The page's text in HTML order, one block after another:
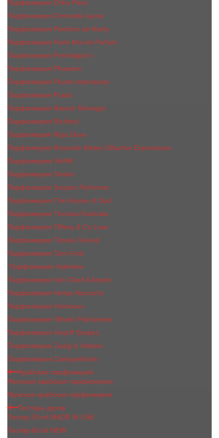
Парфюмерия Orlov Paris
Парфюмерия Ormonde Jayne
Парфюмерия Parfums de Marly
Парфюмерия Parle Moi de Parfum
Парфюмерия Penhaligon's
Парфюмерия Phaedon
Парфюмерия Plume Impression
Парфюмерия Prada
Парфюмерия Ramon Monegal
Парфюмерия RicHard
Парфюмерия Roja Dove
Парфюмерия Rosendo Mateu Olfactive Expressions
Парфюмерия SHAIK
Парфюмерия Simimi
Парфюмерия Sospiro Perfumes
Парфюмерия The House of Oud
Парфюмерия Thomas Kosmala
Парфюмерия Tiffany & Co Love
Парфюмерия Tiziana Terenzi
Парфюмерия Tom Ford
Парфюмерия Valentino
Парфюмерия Van Cleef & Arpels
Парфюмерия Vertus Narcos'is
Парфюмерия Victorious
Парфюмерия Vilhelm Parfumerie
Парфюмерия Xerjoff Sospiro
Парфюмерия Zadig & Voltaire
Парфюмерия Zarkoperfume
Арабская парфюмерия
Женская арабская парфюмерия
Мужская арабская парфюмерия
Тестеры духов
Тестер 35 ml MADE IN UAE
Тестер 60 ml NEW